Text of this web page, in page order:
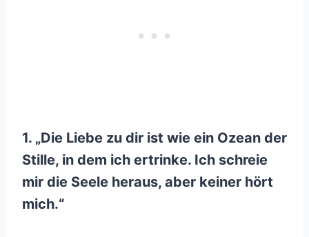
1. „Die Liebe zu dir ist wie ein Ozean der
Stille, in dem ich ertrinke. Ich schreie
mir die Seele heraus, aber keiner hört
mich.“